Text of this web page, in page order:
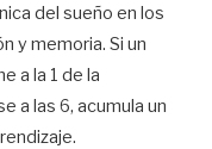
del sueño en los
y memoria. Si un
a la 1 de la
a las 6, acumula un